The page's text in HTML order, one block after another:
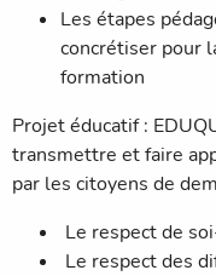
Les étapes
concrétiser pour
formation
Projet éducatif :
transmettre et faire
par les citoyens de
Le respect de
Le respect des